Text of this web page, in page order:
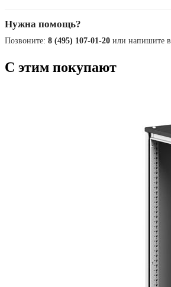
Нужна помощь?
Позвоните: 8 (495) 107-01-20 или напишите в
С этим покупают